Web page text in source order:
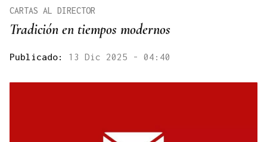
Tradición en tiempos modernos
CARTAS AL DIRECTOR
Publicado: 13 Dic 2025 - 04:40